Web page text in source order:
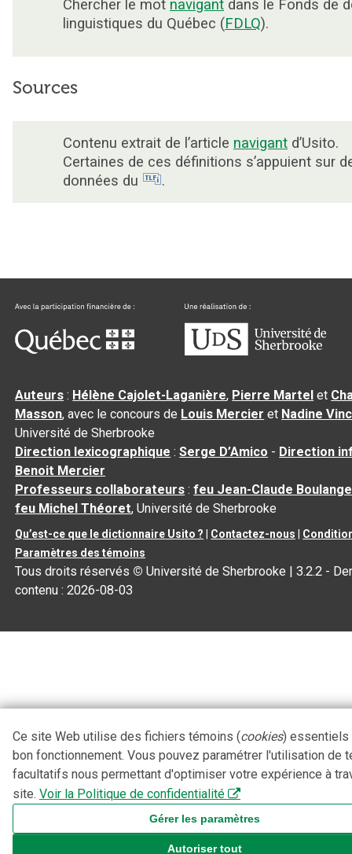
Chercher le mot navigant dans le Fonds de
linguistiques du Québec (FDLQ).
Sources
Contenu extrait de l’article navigant d’Usito.
Certaines de ces définitions s’appuient sur
données du
.
Auteurs : Hélène Cajolet-Laganière, Pierre Martel et
Masson, avec le concours de Louis Mercier et Nadine
Université de Sherbrooke
Direction lexicographique :Serge D’Amico - Direction
Benoit Mercier
Professeurs collaborateurs :feu Jean-Claude
feu Michel Théoret, Université de Sherbrooke
Qu’est-ce que le dictionnaire Usito ? Contactez-nous
Paramètres des témoins
Tous droits réservés © Université de Sherbrooke |3.2.2 -
contenu :2026-08-03
Ce site Web utilise des fichiers témoins (cookies) essentiels
bon fonctionnement. Vous pouvez paramétrer l'utilisation de
facultatifs nous permettant d'optimiser votre expérience à
site. Voir la Politique de confidentialité
Gérer les paramètres
Autoriser tout